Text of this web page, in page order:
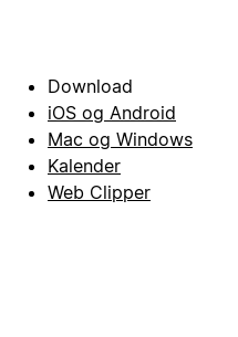
Download
iOS og Android
Mac og Windows
Kalender
Web Clipper